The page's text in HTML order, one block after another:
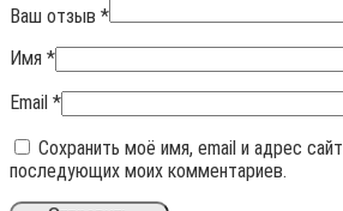
Ваш отзыв *
Имя *
Email *
Сохранить моё имя, email и адрес
последующих моих комментариев.